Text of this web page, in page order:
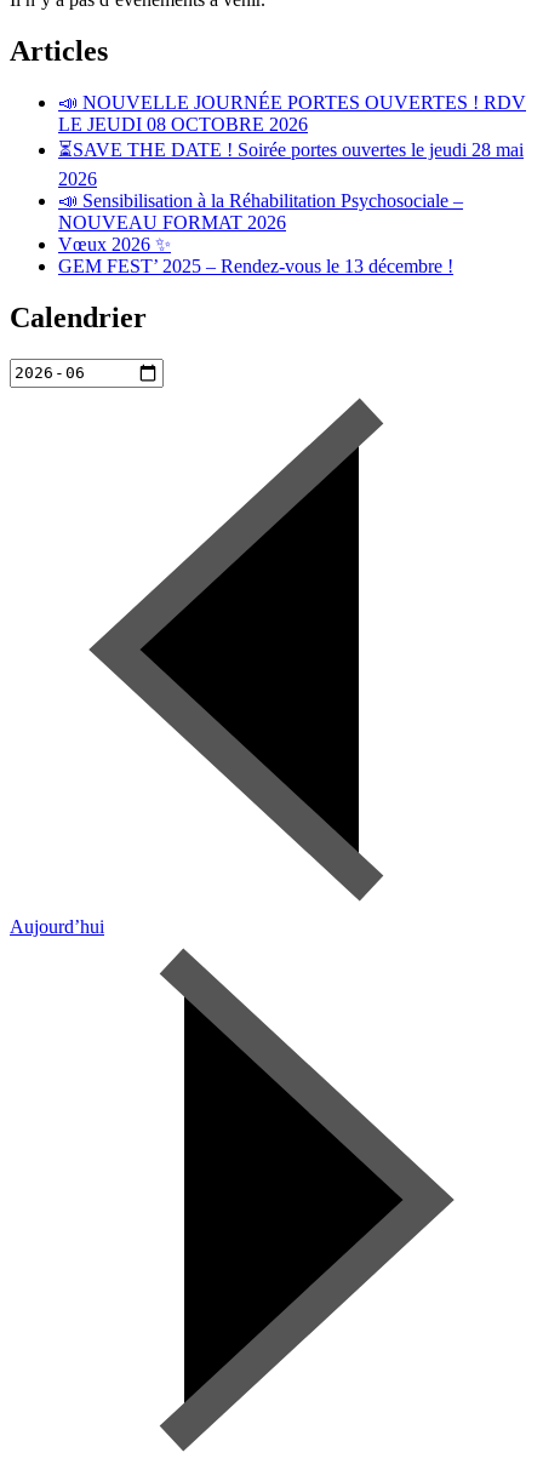
Articles
📣 NOUVELLE JOURNÉE PORTES OUVERTES ! RDV
LE JEUDI 08 OCTOBRE 2026
⏳SAVE THE DATE ! Soirée portes ouvertes le jeudi 28 mai
2026
📣 Sensibilisation à la Réhabilitation Psychosociale –
NOUVEAU FORMAT 2026
Vœux 2026 ✨
GEM FEST’ 2025 – Rendez-vous le 13 décembre !
Calendrier
Aujourd’hui